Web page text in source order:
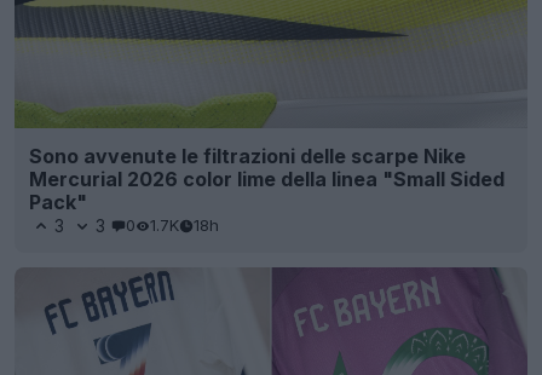
Sono avvenute le filtrazioni delle scarpe Nike
Mercurial 2026 color lime della linea "Small Sided
Pack"
3 3 0 1.7K 18h